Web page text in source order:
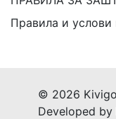
Правила и
© 2026
Developed by